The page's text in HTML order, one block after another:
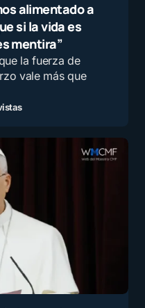
alimentado a
si la vida es
mentira”
la fuerza de
vale más que